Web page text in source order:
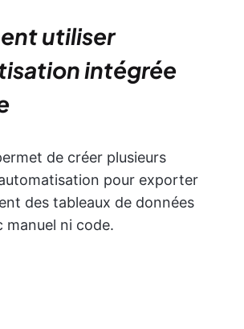
utiliser
intégrée
de créer plusieurs
pour exporter
des tableaux de données
manuel ni code.